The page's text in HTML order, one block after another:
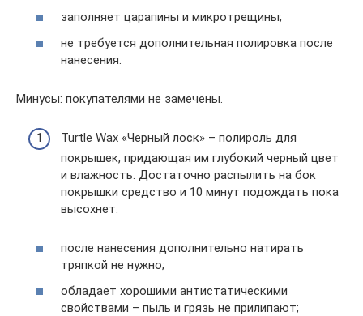
заполняет царапины и микротрещины;
не требуется дополнительная полировка после
нанесения.
Минусы: покупателями не замечены.
Turtle Wax «Черный лоск» – полироль для
покрышек, придающая им глубокий черный цвет
и влажность. Достаточно распылить на бок
покрышки средство и 10 минут подождать пока
высохнет.
после нанесения дополнительно натирать
тряпкой не нужно;
обладает хорошими антистатическими
свойствами – пыль и грязь не прилипают;